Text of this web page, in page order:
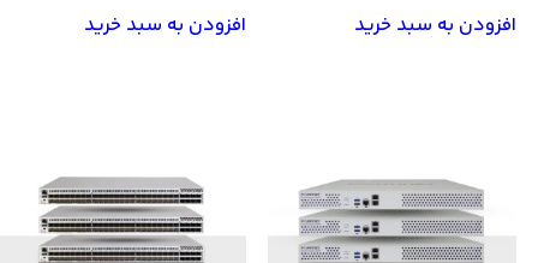
افزودن به سبد خرید افزودن به سبد خرید